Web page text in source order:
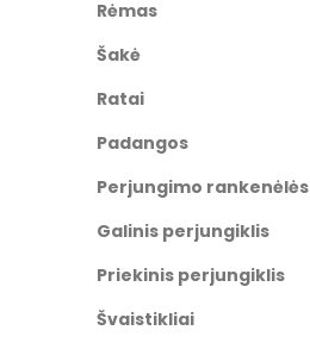
images
gallery
Rėmas
Šakė
Ratai
Padangos
Perjungimo rankenėlės
Galinis perjungiklis
Priekinis perjungiklis
Švaistikliai